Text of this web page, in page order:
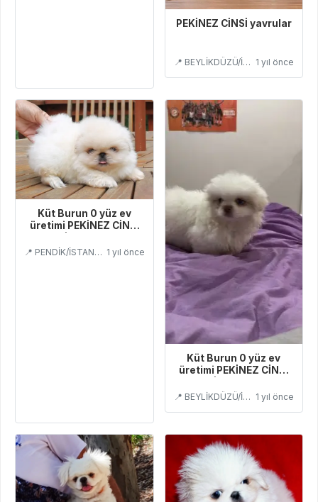
PEKİNEZ CİNSİ yavrular
📍 BEYLİKDÜZÜ/İSTANBUL 1 yıl önce
Küt Burun 0 yüz ev
üretimi PEKİNEZ CİNSİ
📍 PENDİK/İSTANBUL 1 yıl önce
Küt Burun 0 yüz ev
üretimi PEKİNEZ CİNSİ
📍 BEYLİKDÜZÜ/İSTANBUL 1 yıl önce